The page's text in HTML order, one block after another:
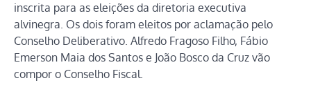
inscrita para as eleições da diretoria executiva
alvinegra. Os dois foram eleitos por aclamação pelo
Conselho Deliberativo. Alfredo Fragoso Filho, Fábio
Emerson Maia dos Santos e João Bosco da Cruz vão
compor o Conselho Fiscal.